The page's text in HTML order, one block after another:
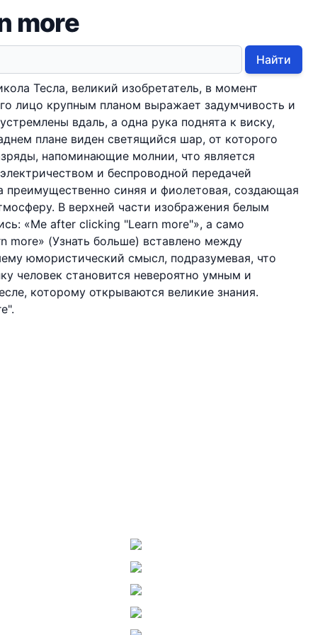
more
Найти
Тесла, великий изобретатель, в момент
лицо крупным планом выражает задумчивость и
вдаль, а одна рука поднята к виску,
плане виден светящийся шар, от которого
напоминающие молнии, что является
и беспроводной передачей
преимущественно синяя и фиолетовая, создающая
В верхней части изображения белым
«Me after clicking "Learn more"», а само
more» (Узнать больше) вставлено между
юмористический смысл, подразумевая, что
человек становится невероятно умным и
которому открываются великие знания.